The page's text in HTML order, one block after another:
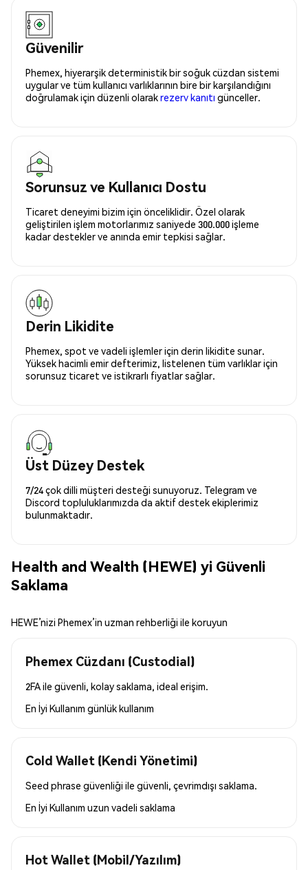
Güvenilir
Phemex, hiyerarşik deterministik bir soğuk cüzdan sistemi
uygular ve tüm kullanıcı varlıklarının bire bir karşılandığını
doğrulamak için düzenli olarakrezerv kanıtı günceller.
Sorunsuz ve Kullanıcı Dostu
Ticaret deneyimi bizim için önceliklidir. Özel olarak
geliştirilen işlem motorlarımız saniyede 300.000 işleme
kadar destekler ve anında emir tepkisi sağlar.
Derin Likidite
Phemex, spot ve vadeli işlemler için derin likidite sunar.
Yüksek hacimli emir defterimiz, listelenen tüm varlıklar için
sorunsuz ticaret ve istikrarlı fiyatlar sağlar.
Üst Düzey Destek
7/24 çok dilli müşteri desteği sunuyoruz. Telegram ve
Discord topluluklarımızda da aktif destek ekiplerimiz
bulunmaktadır.
Health and Wealth (HEWE) yi Güvenli
Saklama
HEWE’nizi Phemex’in uzman rehberliği ile koruyun
Phemex Cüzdanı (Custodial)
2FA ile güvenli, kolay saklama, ideal erişim.
En İyi Kullanım günlük kullanım
Cold Wallet (Kendi Yönetimi)
Seed phrase güvenliği ile güvenli, çevrimdışı saklama.
En İyi Kullanım uzun vadeli saklama
Hot Wallet (Mobil/Yazılım)